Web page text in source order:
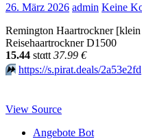
26. März 2026 admin Keine
Remington Haartrockner
Reisehaartrockner D1500
15.44 stαtt 37.99 €
⏩️ https://s.pirat.deals/2a53e2fd
View Source
Angebote Bot